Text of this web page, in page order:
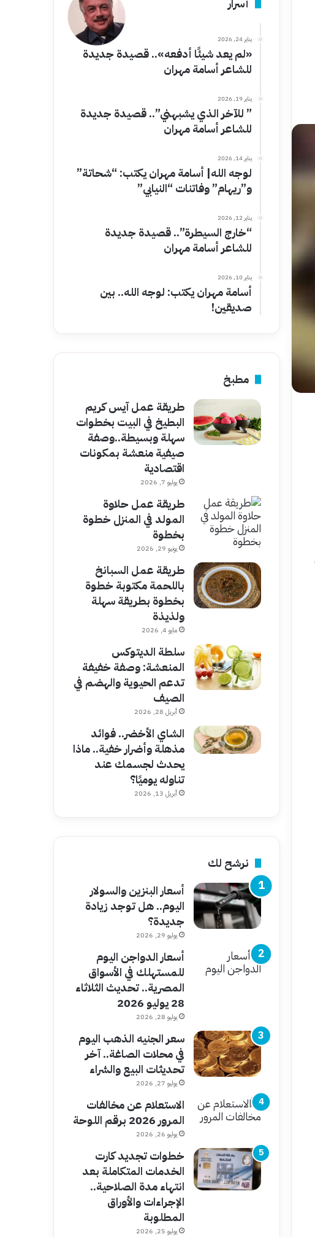
أسرار
يناير 24, 2026
«لم يعد شيئًا أدفعه».. قصيدة جديدة
للشاعر أسامة مهران
يناير 19, 2026
” للآخر الذي يشبهني”.. قصيدة جديدة
للشاعر أسامة مهران
يناير 14, 2026
لوجه الله| أسامة مهران يكتب: “شحاتة”
و”ريهام” وفاتنات “النيابي”
يناير 12, 2026
“خارج السيطرة”.. قصيدة جديدة
للشاعر أسامة مهران
يناير 10, 2026
أسامة مهران يكتب: لوجه الله.. بين
صديقين!
مطبخ
طريقة عمل آيس كريم
البطيخ في البيت بخطوات
سهلة وبسيطة..وصفة
صيفية منعشة بمكونات
اقتصادية
يوليو 7, 2026
طريقة عمل حلاوة
المولد في المنزل خطوة
بخطوة
يونيو 29, 2026
طريقة عمل السبانخ
باللحمة مكتوبة خطوة
بخطوة بطريقة سهلة
ولذيذة
مايو 4, 2026
سلطة الديتوكس
المنعشة: وصفة خفيفة
تدعم الحيوية والهضم في
الصيف
أبريل 28, 2026
الشاي الأخضر.. فوائد
مذهلة وأضرار خفية.. ماذا
يحدث لجسمك عند
تناوله يوميًا؟
أبريل 13, 2026
نرشح لك
أسعار البنزين والسولار
اليوم.. هل توجد زيادة
جديدة؟
يوليو 29, 2026
أسعار الدواجن اليوم
للمستهلك في الأسواق
المصرية.. تحديث الثلاثاء
28 يوليو 2026
يوليو 28, 2026
سعر الجنيه الذهب اليوم
في محلات الصاغة.. آخر
تحديثات البيع والشراء
يوليو 27, 2026
الاستعلام عن مخالفات
المرور 2026 برقم اللوحة
يوليو 26, 2026
خطوات تجديد كارت
الخدمات المتكاملة بعد
انتهاء مدة الصلاحية..
الإجراءات والأوراق
المطلوبة
يوليو 25, 2026